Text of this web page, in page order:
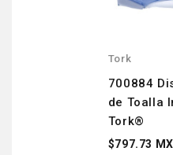
Tork
700884
de Toalla
Tork®
$797.73